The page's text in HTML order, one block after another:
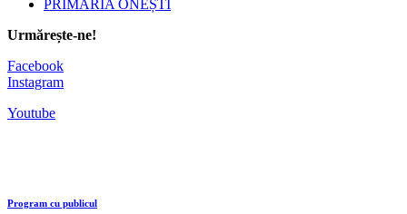
PRIMĂRIA ONEȘTI
Urmărește-ne!
Facebook
Instagram
Youtube
Program cu publicul